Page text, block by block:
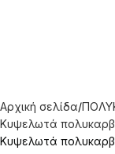
Αρχική σελίδα
Κυψελωτά
Κυψελωτά